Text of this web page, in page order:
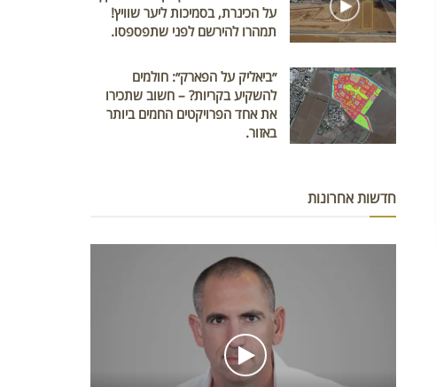
על הכינרת, בסמיכות ליער שוויץ!
תמהרו להירשם לפני שתפספסו.
״ביאליק על הפארק״: חולמים
להשקיע בקריות? – חשוב שתכירו
את אחד הפרויקטים החמים ביותר
באזור.
חדשות אחרונות